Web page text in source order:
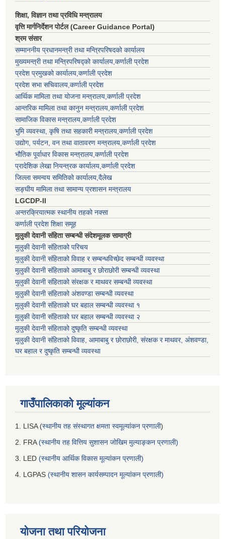
शिक्षा, विज्ञान तथा प्रविधि मन्त्रालय
वृत्ति मार्गनिर्देशन पोर्टल (Career Guidance Portal)
श्रम संसार
सम्माननीय प्रधानमन्त्री तथा मन्त्रिपरिषद‌को कार्यालय
मुख्यमन्त्री तथा मन्त्रिपरिषद्को कार्यालय,कर्णाली प्रदेश
प्रदेश प्रमुखको कार्यालय,कर्णाली प्रदेश
प्रदेश सभा सचिवालय,कर्णाली प्रदेश
आर्थिक मामिला तथा योजना मन्त्रालय,कर्णाली प्रदेश
आन्तरिक मामिला तथा कानुन मन्त्रालय,कर्णाली प्रदेश
सामाजिक विकास मन्त्रालय,कर्णाली प्रदेश
भुमि व्यवस्था, कृषि तथा सहकारी मन्त्रालय,कर्णाली प्रदेश
उद्योग, पर्यटन, वन तथा वातावरण मन्त्रालय,कर्णाली प्रदेश
भौतिक पूर्वाधार विकास मन्त्रालय,कर्णाली प्रदेश
प्रादेशिक लेखा नियन्त्रक कार्यालय,कर्णाली प्रदेश
जिल्ला समन्वय समितिको कार्यालय,दैलेख
सङ्घीय मामिला तथा सामान्य प्रशासन मन्त्रालय
LGCDP-II
अन्तरक्रियात्मक स्थानीय तहको नक्सा
कर्णाली प्रदेश शिक्षा समूह
मुलुकी देवानी संहिता सम्बन्धी संदेशमूलक सामाग्री
मुलुकी देवानी संहिताको परिचय
मुलुकी देवानी संहिताको विवाह र सम्बन्धविच्छेद सम्बन्धी व्यवस्था
मुलुकी देवानी संहिताको आमाबाबु र छोराछोरी सम्बन्धी व्यवस्था
मुलुकी देवानी संहिताको संरक्षक र माथवर सम्बन्धी व्यवस्था
मुलुकी देवानी संहिताको अंशवण्डा सम्बन्धी व्यवस्था
मुलुकी देवानी संहिताको घर बहाल सम्बन्धी व्यवस्था १
मुलुकी देवानी संहिताको घर बहाल सम्बन्धी व्यवस्था २
मुलुकी देवानी संहिताको दुष्कृति सम्बन्धी व्यवस्था
मुलुकी देवानी संहिताको विवाह, आमाबाबु र छोराछोरी, संरक्षक र माथवर, अंशवण्डा,
घर बहाल र दुष्कृति सम्बन्धी व्यवस्था
गाउँपालिकाको मूल्यांकन
1. LISA (स्थानीय तह संस्थागत क्षमता स्वमूल्यांकन प्रणाली)
2. FRA(स्थानीय तह वित्तिय सुशासन जोखिम मुल्याङ्कन प्रणाली)
3. LED (स्थानीय आर्थिक विकास मूल्यांकन प्रणाली)
4. LGPAS (स्थानीय शासन कार्यसम्पादन मूल्यांकन प्रणाली)
योजना तथा परियोजना